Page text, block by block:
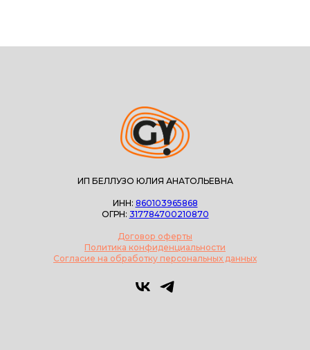
ИП БЕЛЛУЗО ЮЛИЯ АНАТОЛЬЕВНА
ИНН: 860103965868
ОГРН: 317784700210870
Договор оферты
Политика конфиденциальности
Согласие на обработку персональных данных